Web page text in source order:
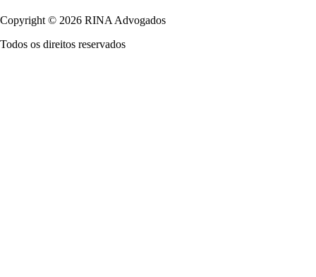
Copyright © 2026 RINA Advogados
Todos os direitos reservados